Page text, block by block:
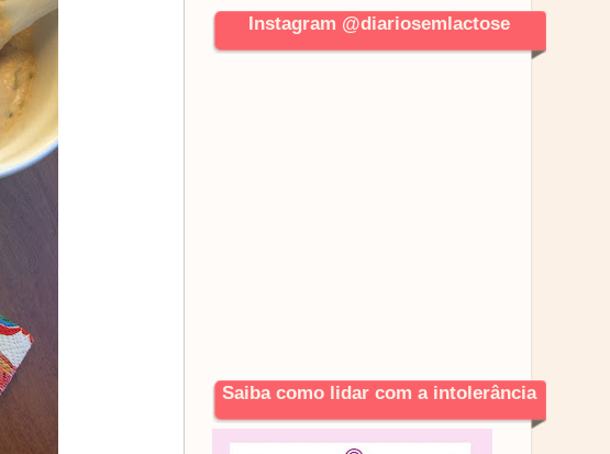
Instagram @diariosemlactose
Saiba como lidar com a intolerância